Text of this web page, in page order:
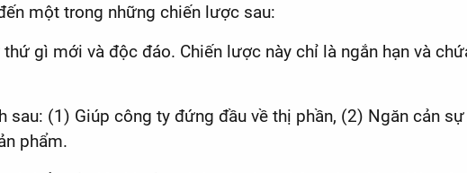
một trong những chiến lược sau:
gì mới và độc đáo. Chiến lược này chỉ là ngắn hạn và
sau: (1) Giúp công ty đứng đầu về thị phần, (2) Ngăn cản
phẩm.